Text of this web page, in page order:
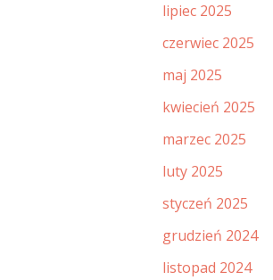
lipiec 2025
czerwiec 2025
maj 2025
kwiecień 2025
marzec 2025
luty 2025
styczeń 2025
grudzień 2024
listopad 2024